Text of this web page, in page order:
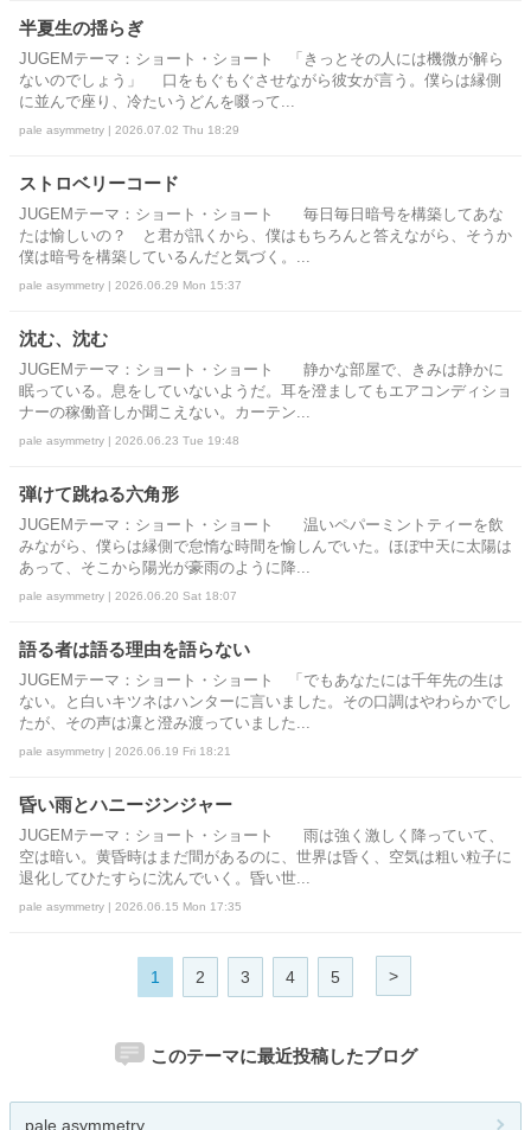
半夏生の揺らぎ
JUGEMテーマ：ショート・ショート 「きっとその人には機微が解ら
ないのでしょう」 口をもぐもぐさせながら彼女が言う。僕らは縁側
に並んで座り、冷たいうどんを啜って...
pale asymmetry | 2026.07.02 Thu 18:29
ストロベリーコード
JUGEMテーマ：ショート・ショート 毎日毎日暗号を構築してあな
たは愉しいの？ と君が訊くから、僕はもちろんと答えながら、そうか
僕は暗号を構築しているんだと気づく。...
pale asymmetry | 2026.06.29 Mon 15:37
沈む、沈む
JUGEMテーマ：ショート・ショート 静かな部屋で、きみは静かに
眠っている。息をしていないようだ。耳を澄ましてもエアコンディショ
ナーの稼働音しか聞こえない。カーテン...
pale asymmetry | 2026.06.23 Tue 19:48
弾けて跳ねる六角形
JUGEMテーマ：ショート・ショート 温いペパーミントティーを飲
みながら、僕らは縁側で怠惰な時間を愉しんでいた。ほぼ中天に太陽は
あって、そこから陽光が豪雨のように降...
pale asymmetry | 2026.06.20 Sat 18:07
語る者は語る理由を語らない
JUGEMテーマ：ショート・ショート 「でもあなたには千年先の生は
ない。と白いキツネはハンターに言いました。その口調はやわらかでし
たが、その声は凜と澄み渡っていました...
pale asymmetry | 2026.06.19 Fri 18:21
昏い雨とハニージンジャー
JUGEMテーマ：ショート・ショート 雨は強く激しく降っていて、
空は暗い。黄昏時はまだ間があるのに、世界は昏く、空気は粗い粒子に
退化してひたすらに沈んでいく。昏い世...
pale asymmetry | 2026.06.15 Mon 17:35
1 2 3 4 5 >
このテーマに最近投稿したブログ
pale asymmetry